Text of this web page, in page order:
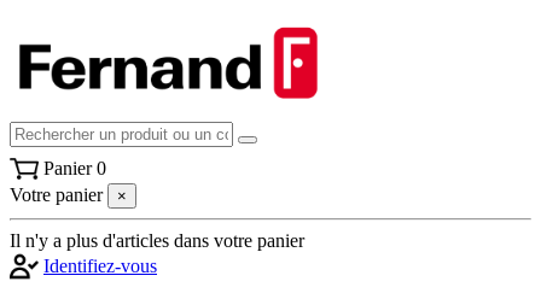
Panier 0
Votre panier
×
Il n'y a plus d'articles dans votre panier
Identifiez-vous